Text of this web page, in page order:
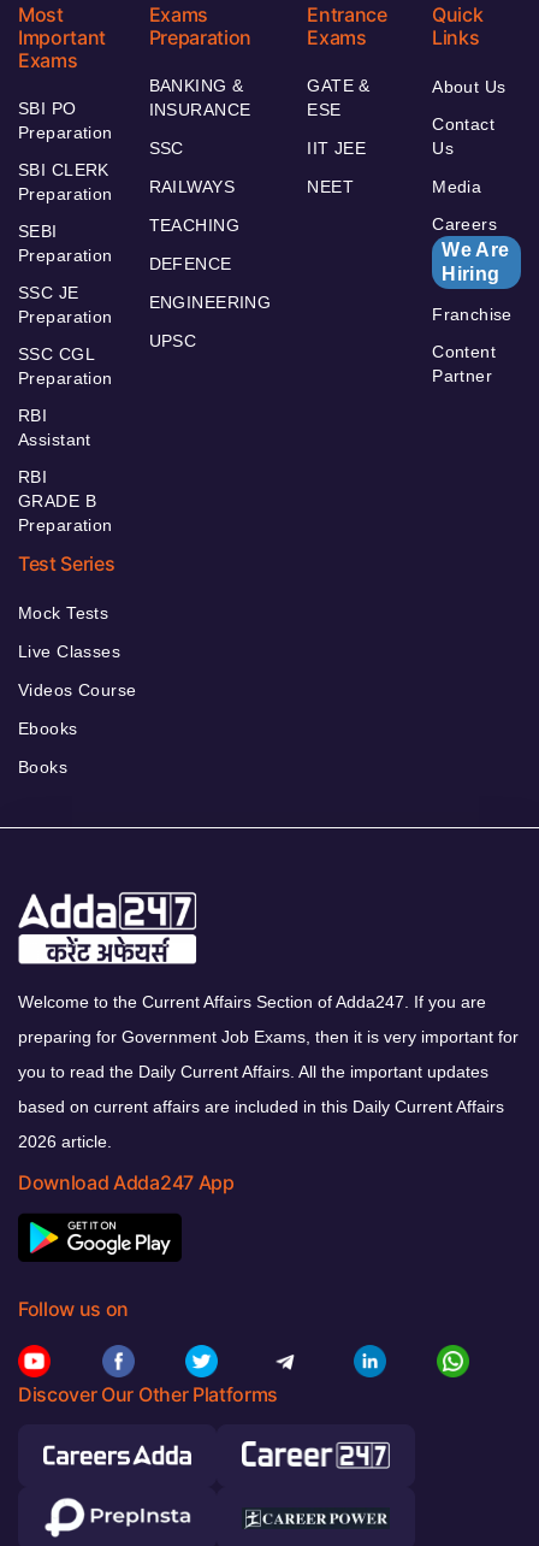
Most
Important
Exams
SBI PO
Preparation
SBI CLERK
Preparation
SEBI
Preparation
SSC JE
Preparation
SSC CGL
Preparation
RBI
Assistant
RBI
GRADE B
Preparation
Exams
Preparation
BANKING &
INSURANCE
SSC
RAILWAYS
TEACHING
DEFENCE
ENGINEERING
UPSC
Entrance
Exams
GATE &
ESE
IIT JEE
NEET
Quick
Links
About Us
Contact
Us
Media
Careers
We Are
Hiring
Franchise
Content
Partner
Test Series
Mock Tests
Live Classes
Videos Course
Ebooks
Books
Welcome to the Current Affairs Section of Adda247. If you are
preparing for Government Job Exams, then it is very important for
you to read the Daily Current Affairs. All the important updates
based on current affairs are included in this Daily Current Affairs
2026 article.
Download Adda247 App
Follow us on
Discover Our Other Platforms